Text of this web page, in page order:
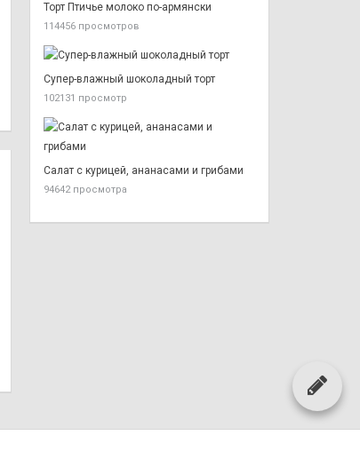
Торт Птичье молоко по-армянски
114456 просмотров
Супер-влажный шоколадный торт
102131 просмотр
Салат с курицей, ананасами и грибами
94642 просмотра